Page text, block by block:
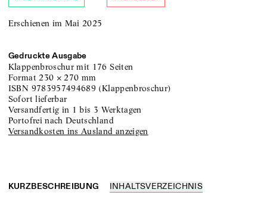
Erschienen im Mai 2025
Gedruckte Ausgabe
Klappenbroschur mit 176 Seiten
Format230 ×270 mm
ISBN 9783957494689 (Klappenbroschur)
sofort lieferbar
versandfertig in 1 bis 3 Werktagen
portofrei nach Deutschland
Versandkosten ins Ausland anzeigen
KURZBESCHREIBUNG INHALTSVERZEICHNIS